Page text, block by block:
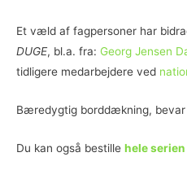
Et væld af fagpersoner har
DUGE, bl.a. fra: Georg Jensen
tidligere medarbejdere ved
Bæredygtig borddækning, bevar
Du kan også bestille hele